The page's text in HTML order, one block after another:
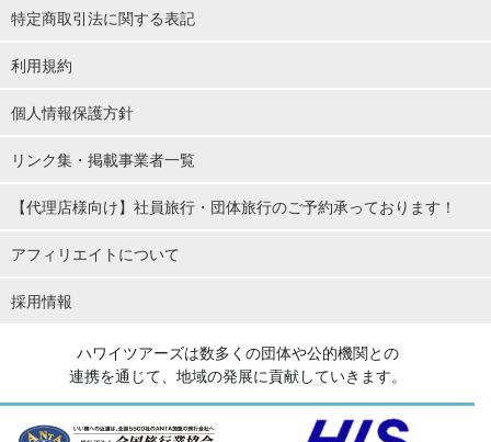
特定商取引法に関する表記
利用規約
個人情報保護方針
リンク集・掲載事業者一覧
【代理店様向け】社員旅行・団体旅行のご予約承っております！
アフィリエイトについて
採用情報
ハワイツアーズは数多くの団体や公的機関との
連携を通じて、地域の発展に貢献していきます。